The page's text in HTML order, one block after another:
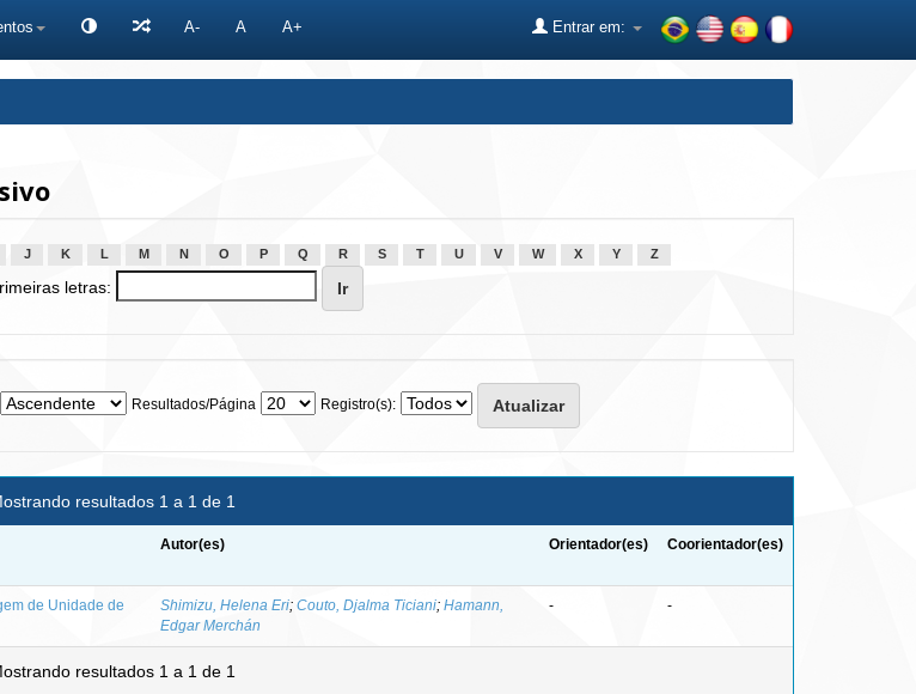
A- A A+ Entrar em:
J K L M N O P Q R S T U V W X Y Z
letras:
Resultados/Página Registro(s):
resultados 1 a 1 de 1
Autor(es) Orientador(es) Coorientador(es)
de Unidade de
Shimizu, Helena Eri; Couto, Djalma Ticiani; Hamann,
Edgar Merchán
- -
resultados 1 a 1 de 1